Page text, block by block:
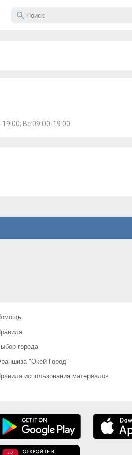
Вс:09:00-19:00
города
"Окей Город"
использования материалов